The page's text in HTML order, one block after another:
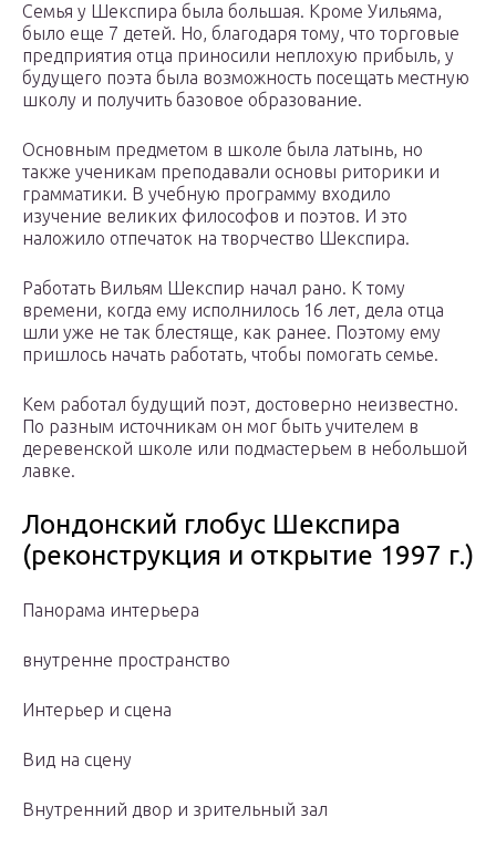
Семья у Шекспира была большая. Кроме Уильяма,
было еще 7 детей. Но, благодаря тому, что торговые
предприятия отца приносили неплохую прибыль, у
будущего поэта была возможность посещать местную
школу и получить базовое образование.
Основным предметом в школе была латынь, но
также ученикам преподавали основы риторики и
грамматики. В учебную программу входило
изучение великих философов и поэтов. И это
наложило отпечаток на творчество Шекспира.
Работать Вильям Шекспир начал рано. К тому
времени, когда ему исполнилось 16 лет, дела отца
шли уже не так блестяще, как ранее. Поэтому ему
пришлось начать работать, чтобы помогать семье.
Кем работал будущий поэт, достоверно неизвестно.
По разным источникам он мог быть учителем в
деревенской школе или подмастерьем в небольшой
лавке.
Лондонский глобус Шекспира
(реконструкция и открытие 1997 г.)
Панорама интерьера
внутренне пространство
Интерьер и сцена
Вид на сцену
Внутренний двор и зрительный зал